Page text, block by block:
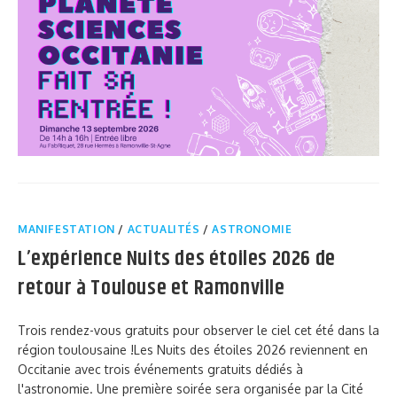
MANIFESTATION / ACTUALITÉS /ASTRONOMIE
L’expérience Nuits des étoiles 2026 de
retour à Toulouse et Ramonville
Trois rendez-vous gratuits pour observer le ciel cet été dans la
région toulousaine !Les Nuits des étoiles 2026 reviennent en
Occitanie avec trois événements gratuits dédiés à
l'astronomie. Une première soirée sera organisée par la Cité